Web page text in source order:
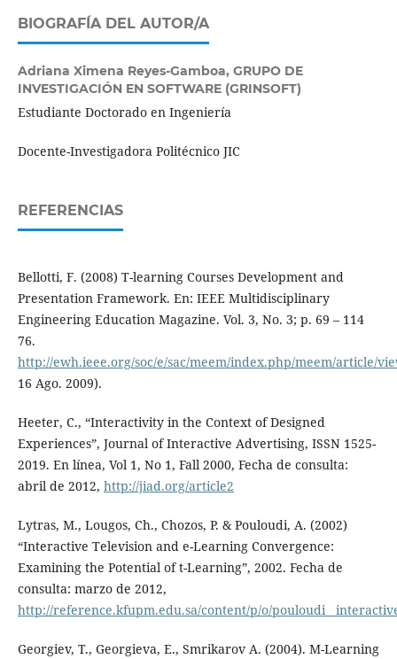
BIOGRAFÍA DEL AUTOR/A
Adriana Ximena Reyes-Gamboa, GRUPO DE
INVESTIGACIÓN EN SOFTWARE (GRINSOFT)
Estudiante Doctorado en Ingeniería
Docente-Investigadora Politécnico JIC
REFERENCIAS
Bellotti, F. (2008) T-learning Courses Development and
Presentation Framework. En: IEEE Multidisciplinary
Engineering Education Magazine. Vol. 3, No. 3; p. 69 – 114
76.
http://ewh.ieee.org/soc/e/sac/meem/index.php/meem/article/
16 Ago. 2009).
Heeter, C., “Interactivity in the Context of Designed
Experiences”, Journal of Interactive Advertising, ISSN 1525-
2019. En línea, Vol 1, No 1, Fall 2000, Fecha de consulta:
abril de 2012, http://jiad.org/article2
Lytras, M., Lougos, Ch., Chozos, P. & Pouloudi, A. (2002)
“Interactive Television and e-Learning Convergence:
Examining the Potential of t-Learning”, 2002. Fecha de
consulta: marzo de 2012,
http://reference.kfupm.edu.sa/content/p/o/
Georgiev, T., Georgieva, E., Smrikarov A. (2004). M-Learning